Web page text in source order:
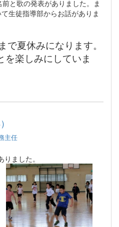
と歌の発表がありました。ま
生徒指導部からお話がありま
で夏休みになります。
を楽しみにしていま
主任
ました。